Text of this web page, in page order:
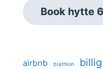
Book hytte
airbnb biathlon billig